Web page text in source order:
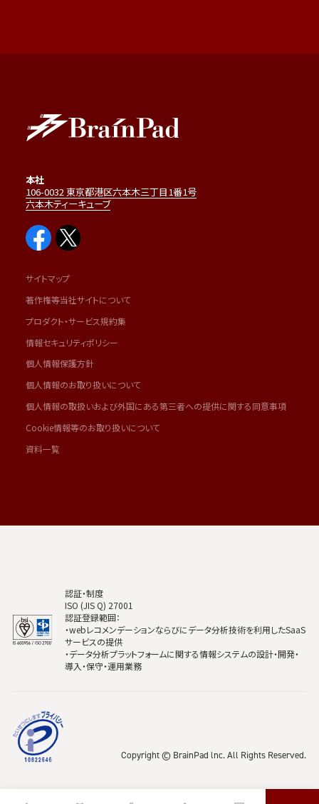
本社
106-0032 東京都港区六本木三丁目1番1号
六本木ティーキューブ
サイトマップ
著作権等当社サイトについて
プロダクト・サービス規約集
情報セキュリティポリシー
個人情報保護方針
個人情報のお取り扱いについて
個人情報の取扱いおよび外国にある第三者への提供に関する同意事項
Cookie情報等のお取り扱いについて
資料一覧
認証・制度
ISO (JIS Q) 27001
認証登録範囲：
・webレコメンデーションならびにデータ分析技術を利用したSaaS
サービスの提供
・データ分析プラットフォームに関する情報システムの設計・開発・
導入・保守・運用業務
Copyright © BrainPad lnc. All Rights Reserved.